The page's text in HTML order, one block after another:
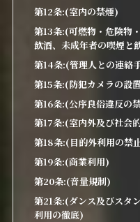
第12条:(室内の禁煙)
第13条:(可燃物・危険物
飲酒、未成年者の喫煙と
第14条:(管理人との連絡
第15条:(防犯カメラの設
第16条:(公序良俗違反の
第17条:(室内外及び社会
第18条:(目的外利用の禁
第19条:(商業利用)
第20条:(音量規制)
第21条:(ダンス及びスタ
利用の徹底)